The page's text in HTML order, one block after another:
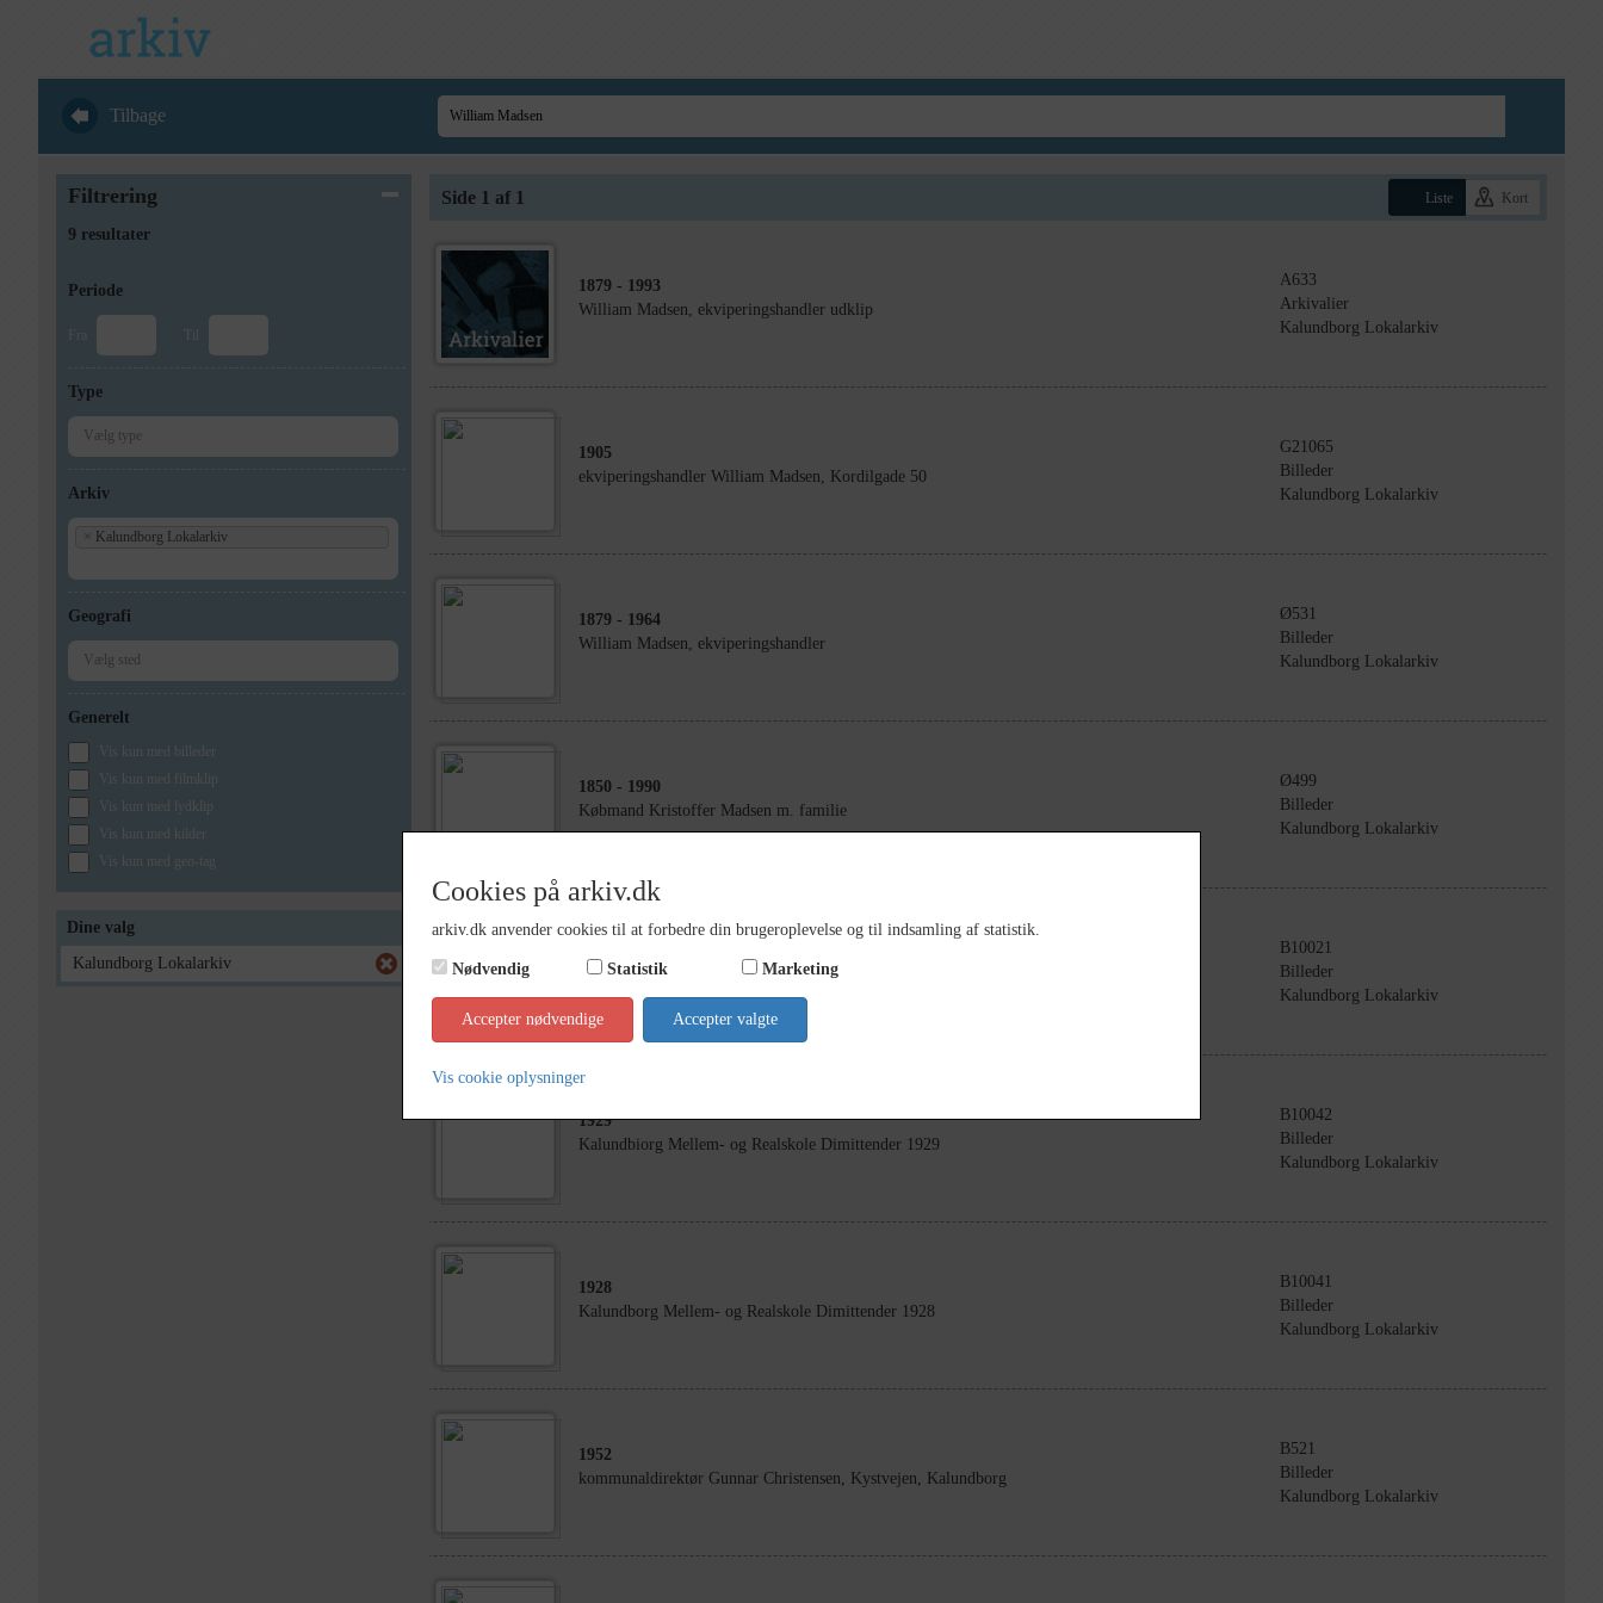
Tilbage
Filtrering
9 resultater
Periode
Fra Til
Type
Arkiv
× Kalundborg Lokalarkiv
Geografi
Generelt
Vis kun med billeder
Vis kun med filmklip
Vis kun med lydklip
Vis kun med kilder
Vis kun med geo-tag
Dine valg
Kalundborg Lokalarkiv
Side 1 af 1 Liste Kort
1879 - 1993
William Madsen, ekviperingshandler udklip
A633
Arkivalier
Kalundborg Lokalarkiv
1905
ekviperingshandler William Madsen, Kordilgade 50
G21065
Billeder
Kalundborg Lokalarkiv
1879 - 1964
William Madsen, ekviperingshandler
Ø531
Billeder
Kalundborg Lokalarkiv
1850 - 1990
Købmand Kristoffer Madsen m. familie
Ø499
Billeder
Kalundborg Lokalarkiv
Kalundborg Mellem- og Realskole Realeksamen 1919
B10021
Billeder
Kalundborg Lokalarkiv
1929
Kalundbiorg Mellem- og Realskole Dimittender 1929
B10042
Billeder
Kalundborg Lokalarkiv
1928
Kalundborg Mellem- og Realskole Dimittender 1928
B10041
Billeder
Kalundborg Lokalarkiv
1952
kommunaldirektør Gunnar Christensen, Kystvejen, Kalundborg
B521
Billeder
Kalundborg Lokalarkiv
Cookies på arkiv.dk
arkiv.dk anvender cookies til at forbedre din brugeroplevelse og til indsamling af statistik.
Nødvendig Statistik Marketing
Accepter nødvendige Accepter valgte
Vis cookie oplysninger